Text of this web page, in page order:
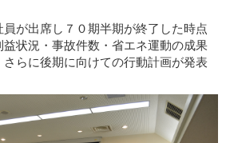
が出席し７０期半期が終了した時点
状況・事故件数・省エネ運動の成果
らに後期に向けての行動計画が発表